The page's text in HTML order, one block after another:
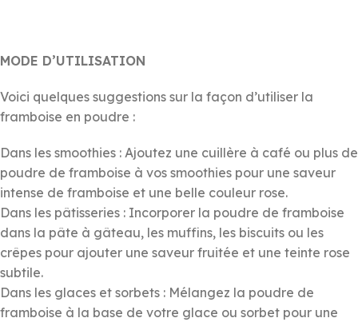
MODE D’UTILISATION
Voici quelques suggestions sur la façon d’utiliser la
framboise en poudre :
Dans les smoothies : Ajoutez une cuillère à café ou plus de
poudre de framboise à vos smoothies pour une saveur
intense de framboise et une belle couleur rose.
Dans les pâtisseries : Incorporer la poudre de framboise
dans la pâte à gâteau, les muffins, les biscuits ou les
crêpes pour ajouter une saveur fruitée et une teinte rose
subtile.
Dans les glaces et sorbets : Mélangez la poudre de
framboise à la base de votre glace ou sorbet pour une